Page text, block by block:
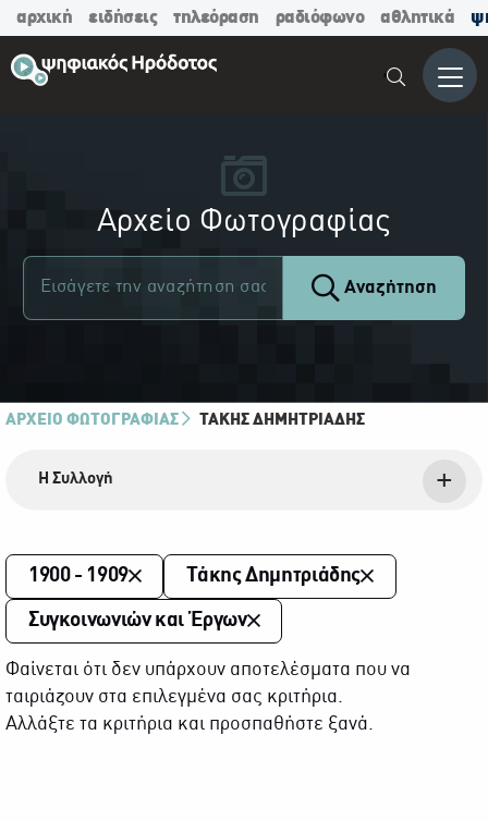
αρχική ειδήσεις τηλεόραση ραδιόφωνο αθλητικά
Μενού
Αρχείο Φωτογραφίας
Αναζήτηση
ΑΡΧΕΙΟ ΦΩΤΟΓΡΑΦΙΑΣ ΤΆΚΗΣ ΔΗΜΗΤΡΙΆΔΗΣ
Η Συλλογή
1900 - 1909 Τάκης Δημητριάδης
Συγκοινωνιών και Έργων
Φαίνεται ότι δεν υπάρχουν αποτελέσματα που να
ταιριάζουν στα επιλεγμένα σας κριτήρια.
Αλλάξτε τα κριτήρια και προσπαθήστε ξανά.